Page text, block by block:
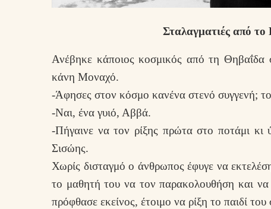
Σταλαγματιές από
Ανέβηκε κάποιος κοσμικός από τη
κάνη Μοναχό.
-Άφησες στον κόσμο κανένα στενό συγγενή;
-Ναι, ένα γυιό, Αββά.
-Πήγαινε να τον ρίξης πρώτα στο ποτάμι
Σισώης.
Χωρίς δισταγμό ο άνθρωπος έφυγε να
το μαθητή του να τον παρακολουθήση και να
πρόφθασε εκείνος, έτοιμο να ρίξη το παιδί